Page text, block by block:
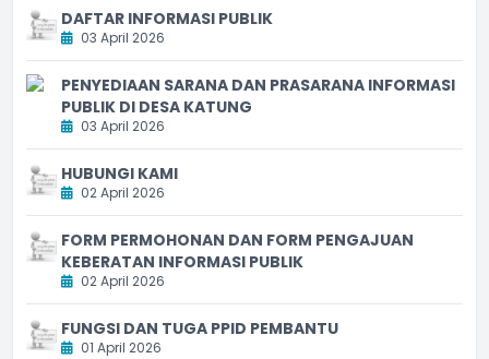
DAFTAR INFORMASI PUBLIK
03 April 2026
PENYEDIAAN SARANA DAN PRASARANA INFORMASI
PUBLIK DI DESA KATUNG
03 April 2026
HUBUNGI KAMI
02 April 2026
FORM PERMOHONAN DAN FORM PENGAJUAN
KEBERATAN INFORMASI PUBLIK
02 April 2026
FUNGSI DAN TUGA PPID PEMBANTU
01 April 2026